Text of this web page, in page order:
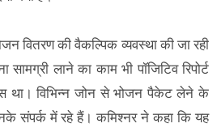
वितरण की वैकल्पिक व्यवस्था की जा रही
लाने का काम भी पॉजिटिव रिपोर्ट
था। विभिन्न जोन से भोजन पैकेट लेने के
संपर्क में रहे हैं। कमिश्नर ने कहा कि यह